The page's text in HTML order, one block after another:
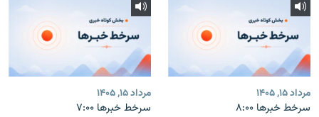
مرداد ۱۵, ۱۴۰۵
سرخط خبرها ۸:۰۰
مرداد ۱۵, ۱۴۰۵
سرخط خبرها ۷:۰۰